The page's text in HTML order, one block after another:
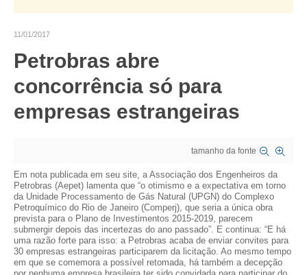
ORGANOGRAMA
CRESCE BRASIL
CONSELHO TECNOLÓGICO
HISTÓRICO E ATUAÇÃO
CONSELHOS ASSESSORES
PERSONALIDADES DA TECNOLOGIA
NÚCLEO DA MULHER ENGENHEIRA
TRANSPARÊNCIA
11/01/2017
Petrobras abre
concorrência só para
empresas estrangeiras
tamanho da fonte
Em nota publicada em seu site, a Associação dos Engenheiros da
Petrobras (Aepet) lamenta que “o otimismo e a expectativa em torno
da Unidade Processamento de Gás Natural (UPGN) do Complexo
Petroquímico do Rio de Janeiro (Comperj), que seria a única obra
prevista para o Plano de Investimentos 2015-2019, parecem
submergir depois das incertezas do ano passado”. E continua: “E há
uma razão forte para isso: a Petrobras acaba de enviar convites para
30 empresas estrangeiras participarem da licitação. Ao mesmo tempo
em que se comemora a possível retomada, há também a decepção